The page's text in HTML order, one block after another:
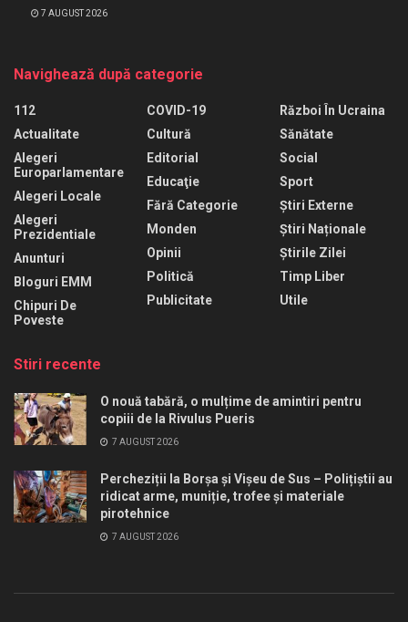
7 AUGUST 2026
Navighează după categorie
112
Actualitate
Alegeri
Europarlamentare
Alegeri Locale
Alegeri
Prezidentiale
Anunturi
Bloguri EMM
Chipuri De
Poveste
COVID-19
Cultură
Editorial
Educaţie
Fără Categorie
Monden
Opinii
Politică
Publicitate
Război În Ucraina
Sănătate
Social
Sport
Știri Externe
Știri Naționale
Știrile Zilei
Timp Liber
Utile
Stiri recente
O nouă tabără, o mulțime de amintiri pentru
copiii de la Rivulus Pueris
7 AUGUST 2026
Percheziții la Borșa și Vișeu de Sus – Polițiștii au
ridicat arme, muniție, trofee și materiale
pirotehnice
7 AUGUST 2026